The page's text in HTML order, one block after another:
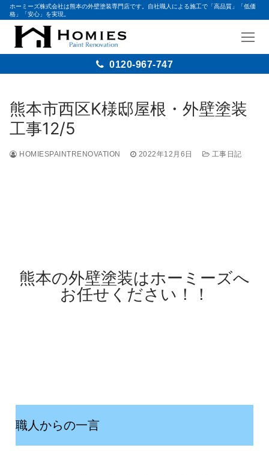
ホーミーズ株式会社は熊本の外壁塗装専門店です。自社職人による施工で「高品質」「低価
格」「安心」を実現。
0120-967-747
熊本市西区K様邸屋根・外壁塗装
工事12/5
HOMIESPAINTRENOVATION 2022年12月6日 工事日記
熊本の外壁塗装はホーミーズへ
お任せください！！
職人からの一言